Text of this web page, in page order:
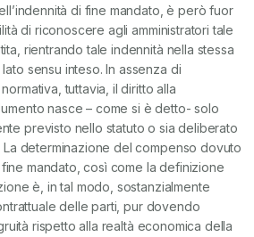
di fine mandato, è però fuor
di riconoscere agli amministratori tale
rientrando tale indennità nella stessa
sensu inteso. In assenza di
tuttavia, il diritto alla
nasce – come si è detto- solo
previsto nello statuto o sia deliberato
La determinazione del compenso dovuto
mandato, così come la definizione
è, in tal modo, sostanzialmente
delle parti, pur dovendo
rispetto alla realtà economica della